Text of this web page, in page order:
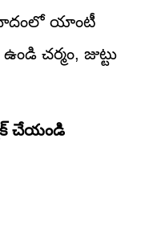
బాదంలో యాంటీ
చర్మం, జుట్టు
చేయండి